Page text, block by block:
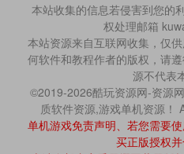
本站收集的信息若侵害到您的
权处理邮箱
本站资源来自互联网收集，仅
何软件和教程作者的版权，请
源不代表
©2019-2026酷玩资源网-资源
质软件资源,游戏单机资源！
单机游戏免责声明、若您需要
买正版授权并